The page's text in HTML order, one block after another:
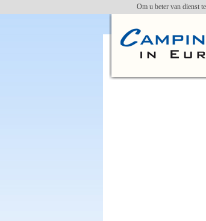
Om u beter van dienst